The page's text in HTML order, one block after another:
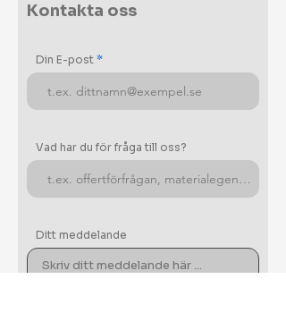
Kontakta oss
Din E-post
Vad har du för fråga till oss?
Ditt meddelande